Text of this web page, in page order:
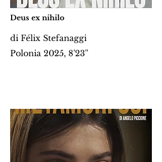
Deus ex nihilo
di Félix Stefanaggi
Polonia 2025, 8'23''